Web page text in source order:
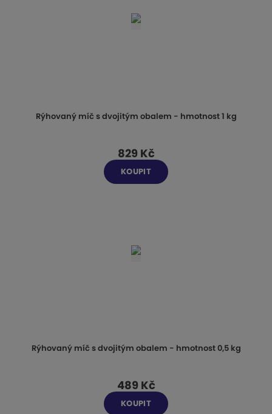
Rýhovaný míč s dvojitým obalem - hmotnost 1 kg
829 Kč
KOUPIT
Rýhovaný míč s dvojitým obalem - hmotnost 0,5 kg
489 Kč
KOUPIT